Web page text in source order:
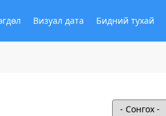
Визуал дата Бидний тухай